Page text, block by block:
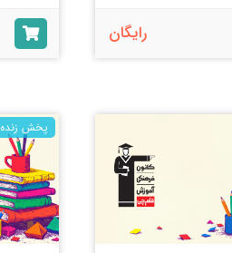
رایگان
پخش زنده